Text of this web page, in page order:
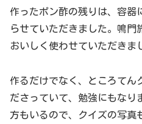
作ったポン酢の残りは、容器
らせていただきました。鳴門
おいしく使わせていただきま
作るだけでなく、ところてん
ださっていて、勉強にもなり
方もいるので、クイズの写真